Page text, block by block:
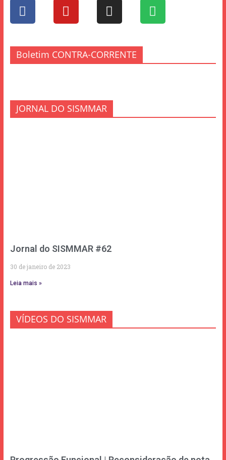
Boletim CONTRA-CORRENTE
JORNAL DO SISMMAR
Jornal do SISMMAR #62
30 de janeiro de 2023
Leia mais »
VÍDEOS DO SISMMAR